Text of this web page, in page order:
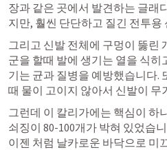
장과 같은 곳에서 발견하는 글래
지만, 훨씬 단단하고 질긴 전투용
그리고 신발 전체에 구멍이 뚫린
군을 할때 발에 생기는 열을 식히
기는 균과 질병을 예방했습니다.
때 물이 고이지 않아서 신발이 무
그런데 이 칼리가에는 핵심이 하
쇠징이 80-100개가 박혀 있었습
이젠 처럼 날카로운 바닥으로 미